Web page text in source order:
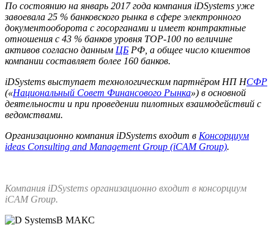
По состоянию на январь 2017 года компания iDSystems уже
завоевала 25 % банковского рынка в сфере электронного
документооборота с госорганами и имеет контрактные
отношения с 43 % банков уровня TOP-100 по величине
активов согласно данным ЦБ РФ, а общее число клиентов
компании составляет более 160 банков.
iDSystems выступает технологическим партнёром НП НСФР
(«Национальный Совет Финансового Рынка») в основной
деятельности и при проведении пилотных взаимодействий с
ведомствами.
Организационно компания iDSystems входит в Консорциум
ideas Consulting and Management Group (iCAM Group).
Компания iDSystems организационно входит в консорциум
iCAM Group.
В МАКС